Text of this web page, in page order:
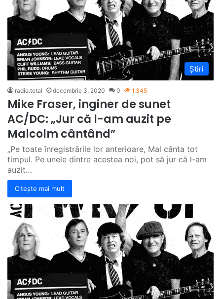
Știri
radio.total decembrie 3, 2020 0 1.345
Mike Fraser, inginer de sunet
AC/DC: „Jur că l-am auzit pe
Malcolm cântând”
„Pe toate înregistrările lor anterioare, Mal cânta tot
timpul. Pe unele dintre acestea noi, pot să jur că l-am
auzit…
Citește mai mult